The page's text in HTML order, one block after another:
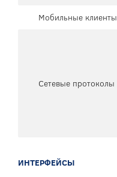
Мобильные клиенты
Сетевые протоколы
ИНТЕРФЕЙСЫ